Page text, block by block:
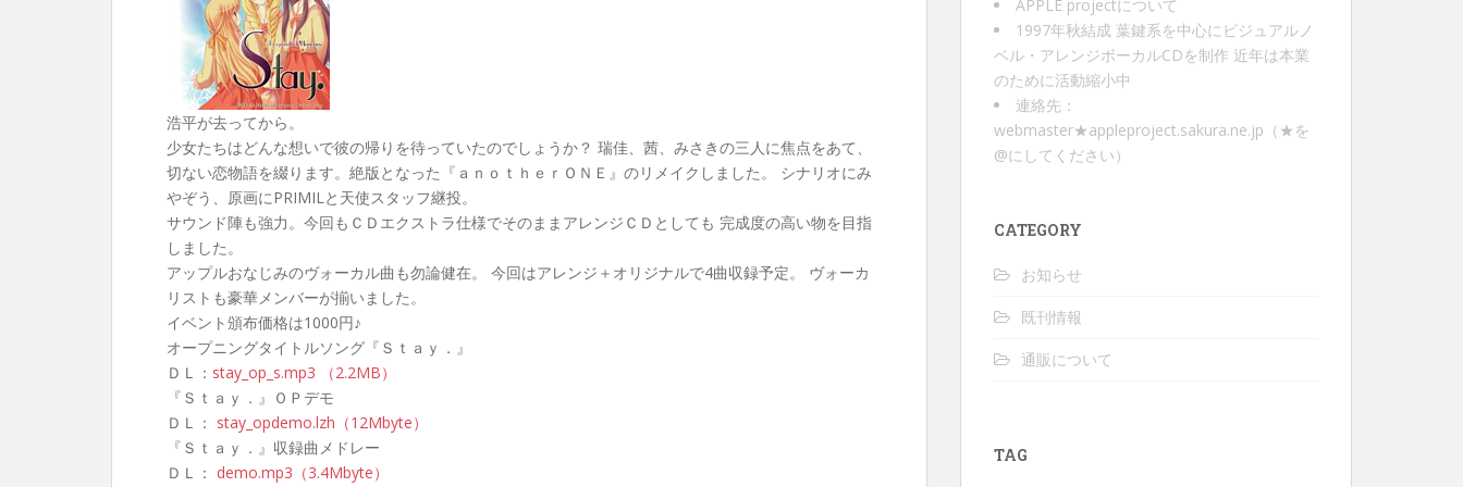
浩平が去ってから。
少女たちはどんな想いで彼の帰りを待っていたのでしょうか？ 瑞佳、茜、みさきの三人に焦点をあて、
切ない恋物語を綴ります。絶版となった『ａｎｏｔｈｅｒＯＮＥ』のリメイクしました。 シナリオにみ
やぞう、原画にPRIMILと天使スタッフ継投。
サウンド陣も強力。今回もＣＤエクストラ仕様でそのままアレンジＣＤとしても 完成度の高い物を目指
しました。
アップルおなじみのヴォーカル曲も勿論健在。 今回はアレンジ＋オリジナルで4曲収録予定。 ヴォーカ
リストも豪華メンバーが揃いました。
イベント頒布価格は1000円♪
オープニングタイトルソング『Ｓｔａｙ．』
ＤＬ： stay_op_s.mp3 （2.2MB）
『Ｓｔａｙ．』ＯＰデモ
ＤＬ： stay_opdemo.lzh（12Mbyte）
『Ｓｔａｙ．』収録曲メドレー
ＤＬ： demo.mp3（3.4Mbyte）
APPLE projectについて
1997年秋結成 葉鍵系を中心にビジュアルノ
ベル・アレンジボーカルCDを制作 近年は本業
のために活動縮小中
連絡先：
webmaster★appleproject.sakura.ne.jp（★を
@にしてください）
CATEGORY
お知らせ
既刊情報
通販について
TAG